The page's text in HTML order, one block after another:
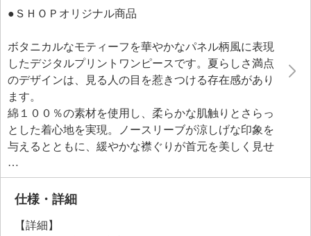
●ＳＨＯＰオリジナル商品
ボタニカルなモティーフを華やかなパネル柄風に表現
したデジタルプリントワンピースです。夏らしさ満点
のデザインは、見る人の目を惹きつける存在感があり
ます。
綿１００％の素材を使用し、柔らかな肌触りとさらっ
とした着心地を実現。ノースリーブが涼しげな印象を
与えるとともに、緩やかな襟ぐりが首元を美しく見せ
ます。袖ぐりは一枚で着用できるよう、細部まで計算
されたパターンメイキングで仕上げました。
仕様・詳細
【詳細】